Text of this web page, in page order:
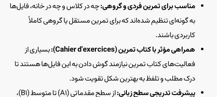
مناسب برای تمرین فردی و گروهی:چه در کلاس و چه در خانه، فایل‌ها
به گونه‌ای تنظیم شده‌اند که برای تمرین مستقل یا گروهی کاملاً
کاربردی باشند.
همراهی مؤثر با کتاب تمرین (Cahier d’exercices):
بسیاری از
فعالیت‌های کتاب تمرین نیازمند گوش دادن به این فایل‌ها هستند تا
درک مطلب و تلفظ به بهترین شکل تقویت شود.
پیشرفت تدریجی سطح زبانی:
از سطح مقدماتی (A1) تا متوسط (B1)،